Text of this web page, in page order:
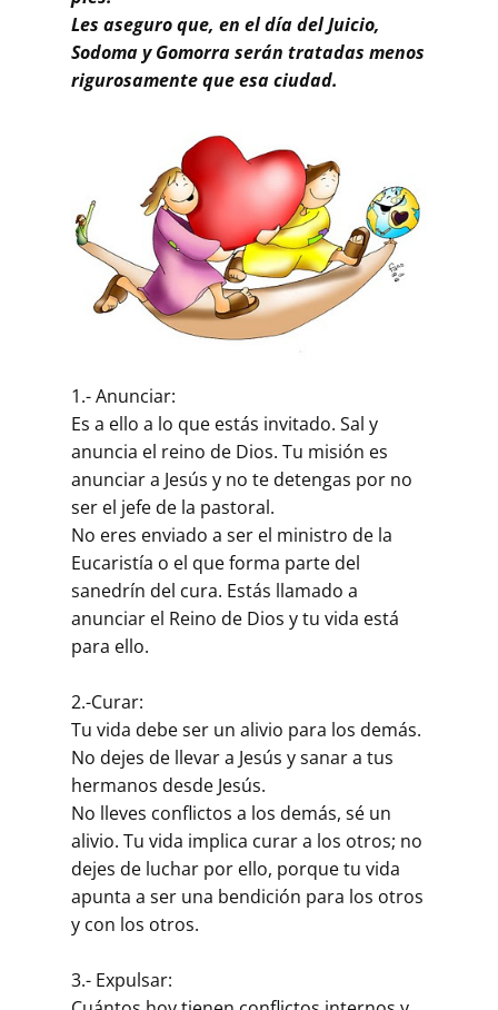
Les aseguro que, en el día del Juicio,
Sodoma y Gomorra serán tratadas menos
rigurosamente que esa ciudad.
1.- Anunciar:
Es a ello a lo que estás invitado. Sal y
anuncia el reino de Dios. Tu misión es
anunciar a Jesús y no te detengas por no
ser el jefe de la pastoral.
No eres enviado a ser el ministro de la
Eucaristía o el que forma parte del
sanedrín del cura. Estás llamado a
anunciar el Reino de Dios y tu vida está
para ello.
2.-Curar:
Tu vida debe ser un alivio para los demás.
No dejes de llevar a Jesús y sanar a tus
hermanos desde Jesús.
No lleves conflictos a los demás, sé un
alivio. Tu vida implica curar a los otros; no
dejes de luchar por ello, porque tu vida
apunta a ser una bendición para los otros
y con los otros.
3.- Expulsar: